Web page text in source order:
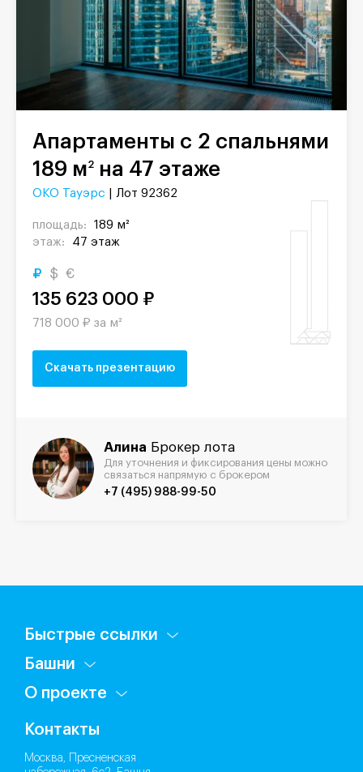
Апартаменты с 2 спальнями
189 м2 на 47 этаже
ОКО Тауэрс | Лот 92362
площадь:
189 м²
этаж:
47 этаж
₽ $ €
135 623 000 ₽
718 000 ₽ за м²
Скачать презентацию
Алина Брокер лота
Для уточнения и фиксирования цены можно
связаться напрямую с брокером
+7 (495) 988-99-50
Быстрые ссылки
Башни
О проекте
Контакты
Москва, Пресненская